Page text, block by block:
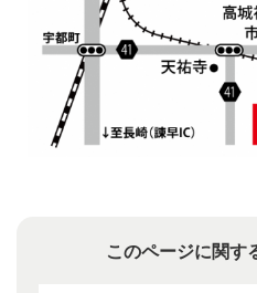
このページに関す